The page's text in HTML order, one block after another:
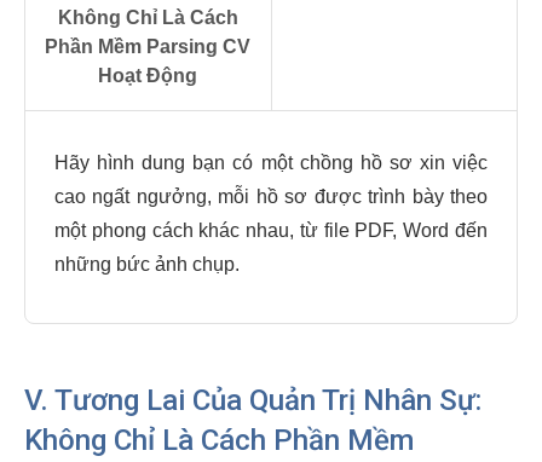
Không Chỉ Là Cách
Phần Mềm Parsing CV
Hoạt Động
Hãy hình dung bạn có một chồng hồ sơ xin việc
cao ngất ngưởng, mỗi hồ sơ được trình bày theo
một phong cách khác nhau, từ file PDF, Word đến
những bức ảnh chụp.
V. Tương Lai Của Quản Trị Nhân Sự:
Không Chỉ Là Cách Phần Mềm